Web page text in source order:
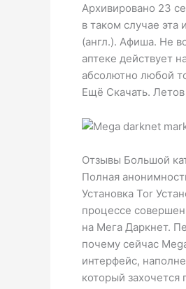
Архивировано 23
в таком случае
(англ.). Афиша. Не
аптеке действует
абсолютно любой
Ещё Скачать.
Отзывы Большой
Полная
Установка Tor
процессе
на Мега Даркнет.
почему сейчас
интерфейс,
который